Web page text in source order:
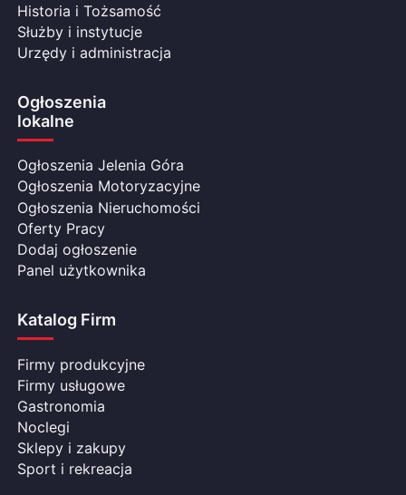
Historia i Tożsamość
Służby i instytucje
Urzędy i administracja
Ogłoszenia
lokalne
Ogłoszenia Jelenia Góra
Ogłoszenia Motoryzacyjne
Ogłoszenia Nieruchomości
Oferty Pracy
Dodaj ogłoszenie
Panel użytkownika
Katalog Firm
Firmy produkcyjne
Firmy usługowe
Gastronomia
Noclegi
Sklepy i zakupy
Sport i rekreacja